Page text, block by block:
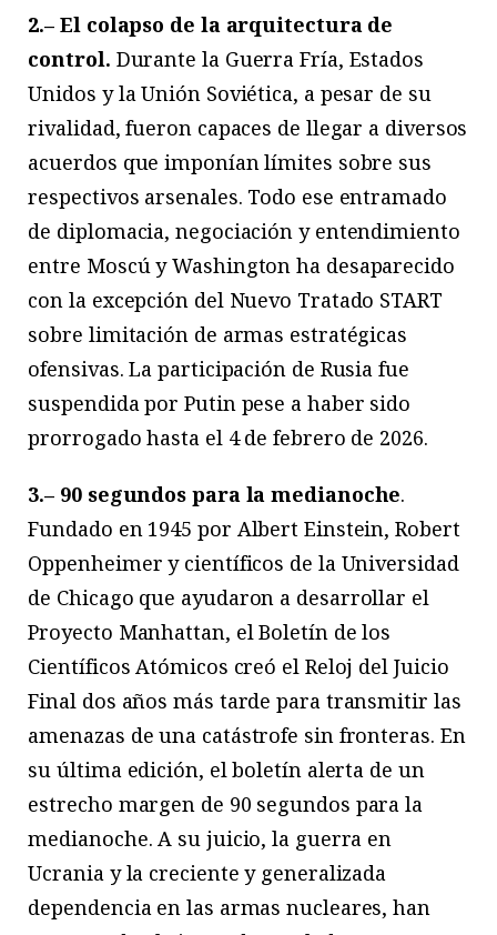
2.– El colapso de la arquitectura de
control. Durante la Guerra Fría, Estados
Unidos y la Unión Soviética, a pesar de su
rivalidad, fueron capaces de llegar a diversos
acuerdos que imponían límites sobre sus
respectivos arsenales. Todo ese entramado
de diplomacia, negociación y entendimiento
entre Moscú y Washington ha desaparecido
con la excepción del Nuevo Tratado START
sobre limitación de armas estratégicas
ofensivas. La participación de Rusia fue
suspendida por Putin pese a haber sido
prorrogado hasta el 4 de febrero de 2026.
3.– 90 segundos para la medianoche.
Fundado en 1945 por Albert Einstein, Robert
Oppenheimer y científicos de la Universidad
de Chicago que ayudaron a desarrollar el
Proyecto Manhattan, el Boletín de los
Científicos Atómicos creó el Reloj del Juicio
Final dos años más tarde para transmitir las
amenazas de una catástrofe sin fronteras. En
su última edición, el boletín alerta de un
estrecho margen de 90 segundos para la
medianoche. A su juicio, la guerra en
Ucrania y la creciente y generalizada
dependencia en las armas nucleares, han